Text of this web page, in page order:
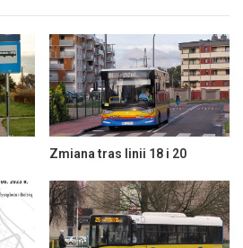
Zmiana tras linii 18 i 20